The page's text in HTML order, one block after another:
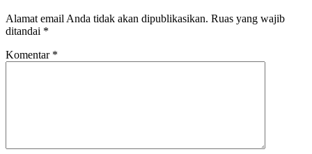
Alamat email Anda tidak akan dipublikasikan. Ruas yang wajib
ditandai *
Komentar *